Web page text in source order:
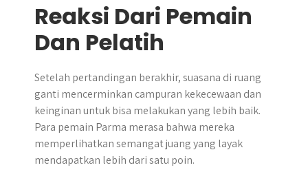
Reaksi Dari Pemain
Dan Pelatih
Setelah pertandingan berakhir, suasana di ruang
ganti mencerminkan campuran kekecewaan dan
keinginan untuk bisa melakukan yang lebih baik.
Para pemain Parma merasa bahwa mereka
memperlihatkan semangat juang yang layak
mendapatkan lebih dari satu poin.